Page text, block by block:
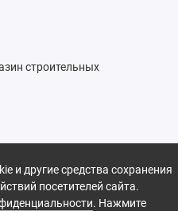
и другие средства сохранения
посетителей сайта.
. Нажмите
строительных